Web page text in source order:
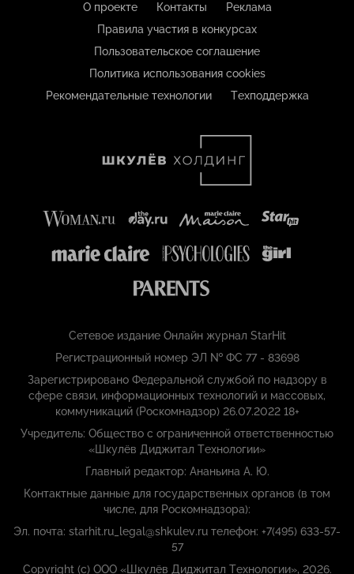
О проекте Контакты
Реклама
Правила участия в конкурсах
Пользовательское соглашение
Политика использования cookies
Рекомендательные технологии
Техподдержка
Сетевое издание Онлайн журнал StarHit
Регистрационный номер ЭЛ № ФС 77 - 83698
Зарегистрировано Федеральной службой по надзору в
сфере связи, информационных технологий и массовых,
коммуникаций (Роскомнадзор) 26.07.2022 18+
Учредитель: Общество с ограниченной ответственностью
«Шкулёв Диджитал Технологии»
Главный редактор: Ананьина А. Ю.
Контактные данные для государственных органов (в том
числе, для Роскомнадзора):
Эл. почта: starhit.ru_legal@shkulev.ru телефон: +7(495) 633-57-
57
Copyright (с) ООО «Шкулёв Диджитал Технологии», 2026.